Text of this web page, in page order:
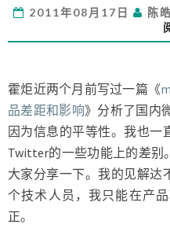
2011年08月17日 陈皓
霍炬近两个月前写过一篇《
品差距和影响》分析了国内
因为信息的平等性。我也一
Twitter的一些功能上的差别
大家分享一下。我的见解达
个技术人员，我只能在产
正。